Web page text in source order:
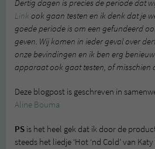
Dertig dagen is precies de periode dat
Link ook gaan testen en ik denk dat je
goede periode is om een gefundeerd
geven. Wij komen in ieder geval over
onze bevindingen en ik ben erg
apparaat ook gaat testen, of misschien
Deze blogpost is geschreven in
Aline Bouma
PS is het heel gek dat ik door de
steeds het liedje ‘Hot ‘nd Cold’ van